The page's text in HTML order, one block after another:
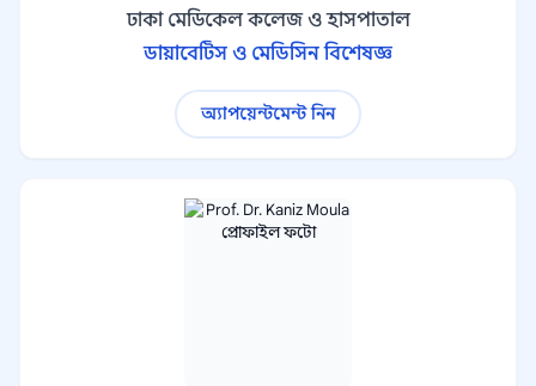
ঢাকা মেডিকেল কলেজ ও হাসপাতাল
ডায়াবেটিস ও মেডিসিন বিশেষজ্ঞ
অ্যাপয়েন্টমেন্ট নিন